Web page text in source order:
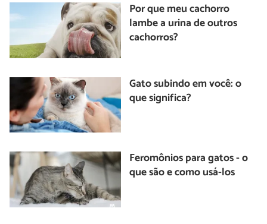
Por que meu cachorro
lambe a urina de outros
cachorros?
Gato subindo em você: o
que significa?
Feromônios para gatos - o
que são e como usá-los